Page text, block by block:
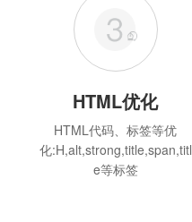
HTML优化
HTML代码、标签等优
化:H,alt,strong,title,span,titl
e等标签